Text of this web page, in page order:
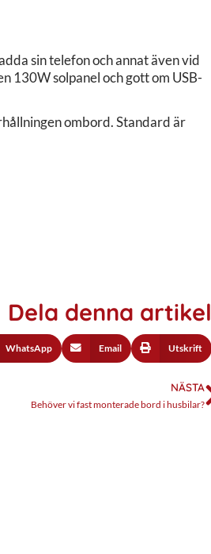
sin telefon och annat även vid
130W solpanel och gott om USB-
ombord. Standard är
Dela denna artikel
WhatsApp Email Utskrift
NÄSTA
Behöver vi fast monterade bord i husbilar?